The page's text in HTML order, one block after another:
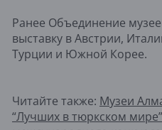
Ранее Объединение
выставку в Австрии,
Турции и Южной Корее.
Читайте также: Музеи
“Лучших в тюркском